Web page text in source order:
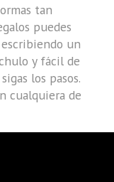
tan
puedes
un
y fácil de
los pasos.
cualquiera de